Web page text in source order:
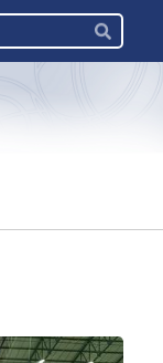
Haku
Hae